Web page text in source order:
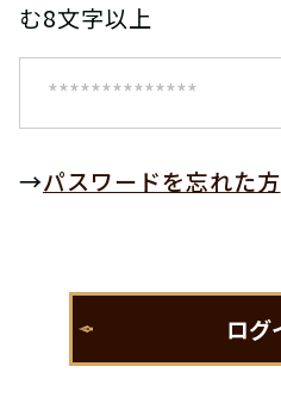
む8文字以上
→パスワードを忘れた方